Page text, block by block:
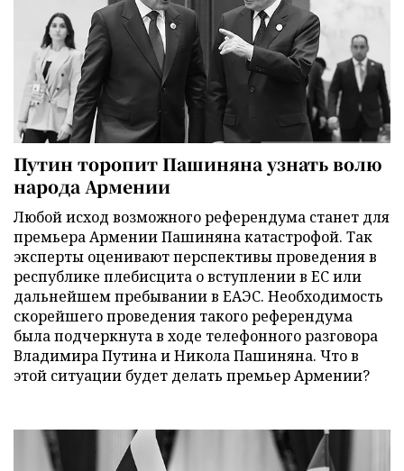
Путин торопит Пашиняна узнать волю
народа Армении
Любой исход возможного референдума станет для
премьера Армении Пашиняна катастрофой. Так
эксперты оценивают перспективы проведения в
республике плебисцита о вступлении в ЕС или
дальнейшем пребывании в ЕАЭС. Необходимость
скорейшего проведения такого референдума
была подчеркнута в ходе телефонного разговора
Владимира Путина и Никола Пашиняна. Что в
этой ситуации будет делать премьер Армении?